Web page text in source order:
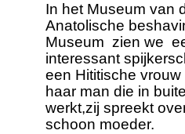
In het Museum van
Anatolische
Museum zien we
interessant
een Hititische vrouw
haar man die in
werkt,zij spreekt
schoon moeder.